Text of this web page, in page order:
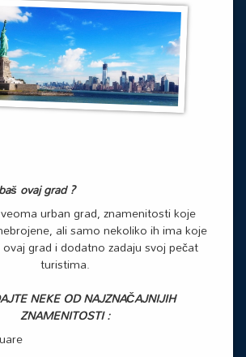
ovaj grad ?
urban grad, znamenitosti koje
ali samo nekoliko ih ima koje
grad i dodatno zadaju svoj pečat
turistima.
NEKE OD NAJZNAČAJNIJIH
ZNAMENITOSTI :